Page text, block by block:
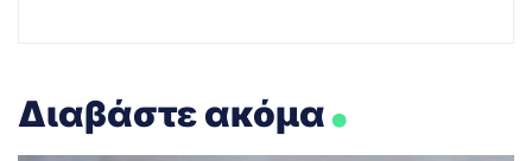
Διαβάστε ακόμα.